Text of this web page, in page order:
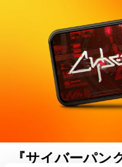
『サイバーパン